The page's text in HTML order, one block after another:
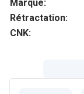
Marque:
Rétractation:
CNK: